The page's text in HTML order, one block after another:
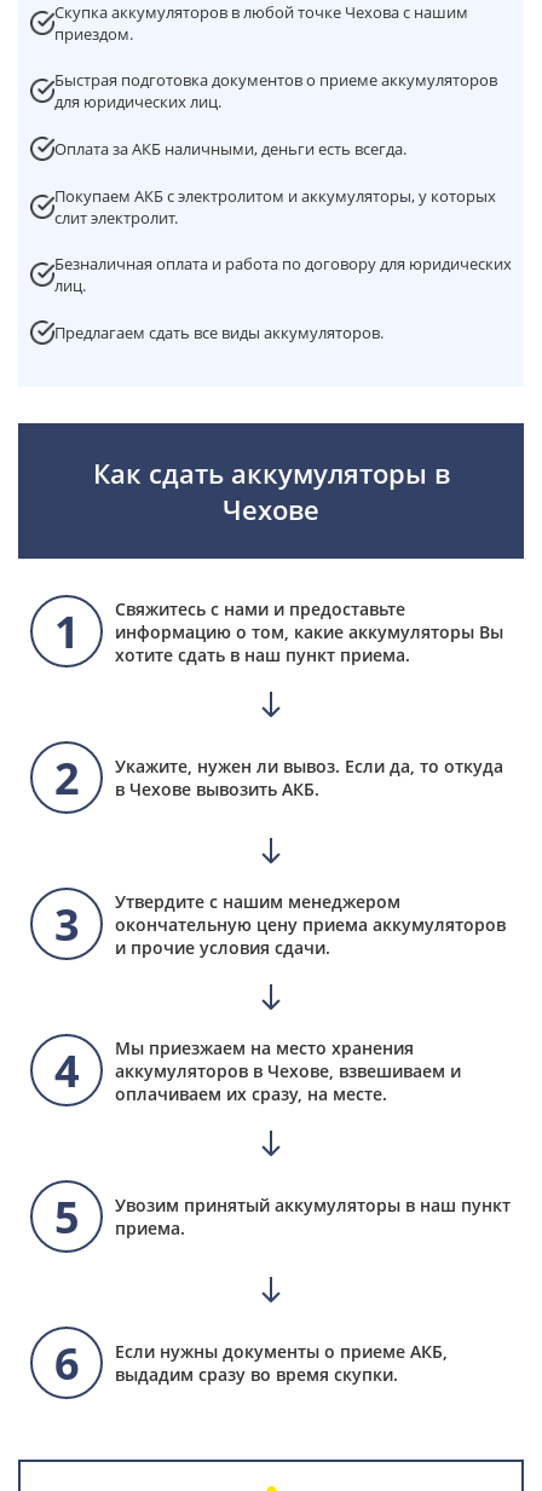
Скупка аккумуляторов в любой точке Чехова с нашим
приездом.
Быстрая подготовка документов о приеме аккумуляторов
для юридических лиц.
Оплата за АКБ наличными, деньги есть всегда.
Покупаем АКБ с электролитом и аккумуляторы, у которых
слит электролит.
Безналичная оплата и работа по договору для юридических
лиц.
Предлагаем сдать все виды аккумуляторов.
Как сдать аккумуляторы в
Чехове
1
Свяжитесь с нами и предоставьте
информацию о том, какие аккумуляторы Вы
хотите сдать в наш пункт приема.
2
Укажите, нужен ли вывоз. Если да, то откуда
в Чехове вывозить АКБ.
3
Утвердите с нашим менеджером
окончательную цену приема аккумуляторов
и прочие условия сдачи.
4
Мы приезжаем на место хранения
аккумуляторов в Чехове, взвешиваем и
оплачиваем их сразу, на месте.
5
Увозим принятый аккумуляторы в наш пункт
приема.
6
Если нужны документы о приеме АКБ,
выдадим сразу во время скупки.